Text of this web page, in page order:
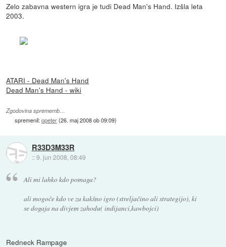
Zelo zabavna western igra je tudi Dead Man's Hand. Izšla leta
2003.
ATARI - Dead Man's Hand
Dead Man's Hand - wiki
Zgodovina sprememb…
spremenil:opeter(26. maj 2008 ob 09:09)
R33D3M33R
::9. jun 2008, 08:49
Ali mi lahko kdo pomaga?
ali mogoče kdo ve za kakšno igro (streljačino ali strategijo), ki
se dogaja na divjem zahodu( indijanci,kawbojci)
Redneck Rampage